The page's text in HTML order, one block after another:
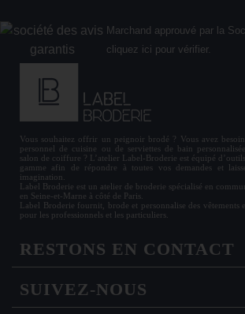
Marchand approuvé par la
cliquez ici pour vérifier.
Vous souhaitez offrir un peignoir brodé ? Vous avez
personnel de cuisine ou de serviettes de bain
salon de coiffure ? L’atelier Label-Broderie est équipé
gamme afin de répondre à toutes vos demandes et
imagination.
Label Broderie est un atelier de broderie spécialisé en
en Seine-et-Marne à côté de Paris.
Label Broderie fournit, brode et personnalise des vêtements
pour les professionnels et les particuliers.
RESTONS EN CONTACT
SUIVEZ-NOUS